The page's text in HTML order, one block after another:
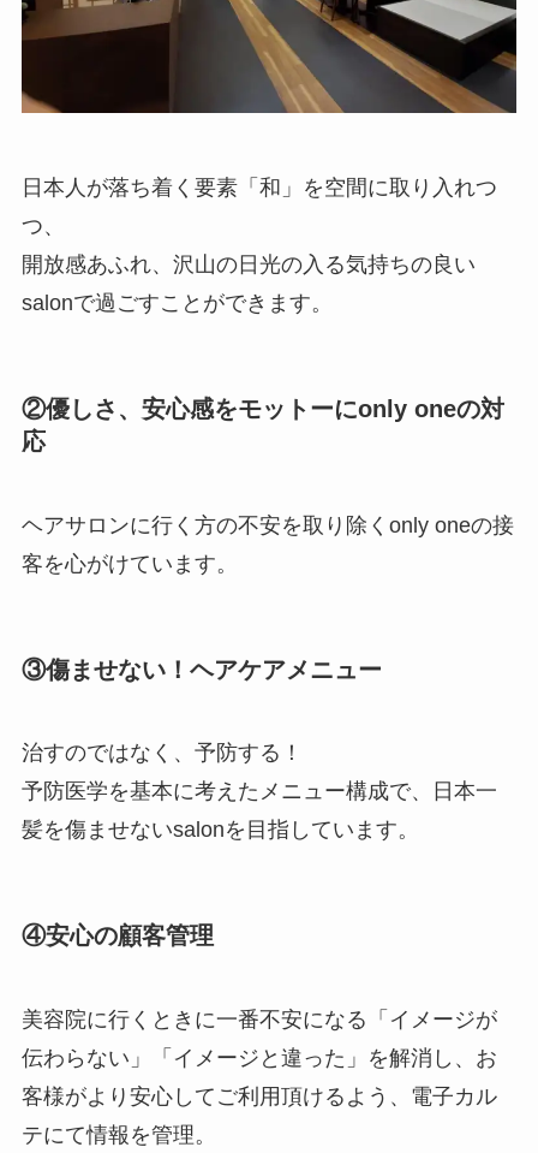
日本人が落ち着く要素「和」を空間に取り入れつ
つ、
開放感あふれ、沢山の日光の入る気持ちの良い
salonで過ごすことができます。
②優しさ、安心感をモットーにonly oneの対
応
ヘアサロンに行く方の不安を取り除くonly oneの接
客を心がけています。
③傷ませない！ヘアケアメニュー
治すのではなく、予防する！
予防医学を基本に考えたメニュー構成で、日本一
髪を傷ませないsalonを目指しています。
④安心の顧客管理
美容院に行くときに一番不安になる「イメージが
伝わらない」「イメージと違った」を解消し、お
客様がより安心してご利用頂けるよう、電子カル
テにて情報を管理。